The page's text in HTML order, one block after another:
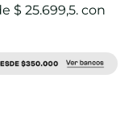
$ 25.699,5. con